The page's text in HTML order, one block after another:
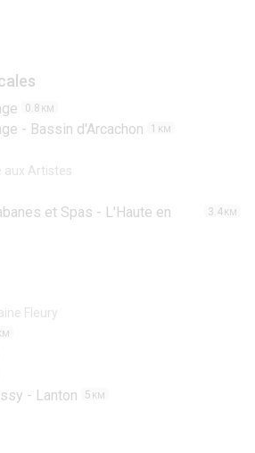
0.8 KM
- Bassin d'Arcachon 1 KM
aux Artistes
et Spas - L'Haute en
3.4 KM
Fleury
- Lanton 5 KM